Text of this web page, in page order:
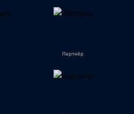
Партнёр